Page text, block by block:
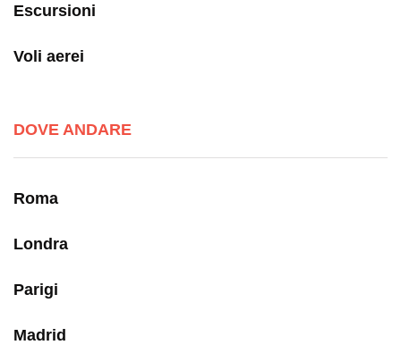
Escursioni
Voli aerei
DOVE ANDARE
Roma
Londra
Parigi
Madrid